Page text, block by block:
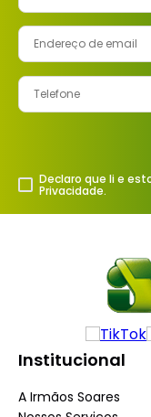
Declaro que li e
Privacidade.
Institucional
A Irmãos Soares